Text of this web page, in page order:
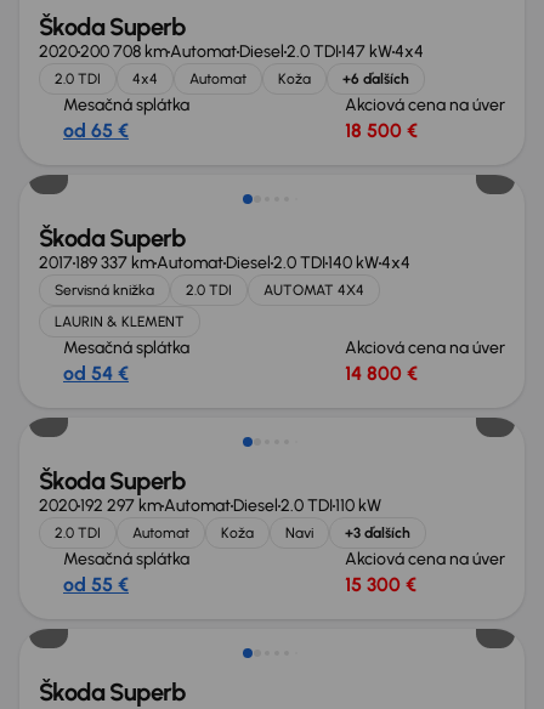
Škoda Superb
2020200 708 kmAutomatDiesel2.0 TDI147 kW4x4
2.0 TDI 4x4 Automat Koža +6 ďalších
Mesačná splátka
od 65 €
Akciová cena na úver
18 500 €
Zlacnené o 800 €
Škoda Superb
2017189 337 kmAutomatDiesel2.0 TDI140 kW4x4
Servisná knižka 2.0 TDI
AUTOMAT 4X4
LAURIN & KLEMENT
Mesačná splátka
od 54 €
Akciová cena na úver
14 800 €
Škoda Superb
2020192 297 kmAutomatDiesel2.0 TDI110 kW
2.0 TDI Automat Koža Navi +3 ďalších
Mesačná splátka
od 55 €
Akciová cena na úver
15 300 €
Extra zľava 850 €
Škoda Superb